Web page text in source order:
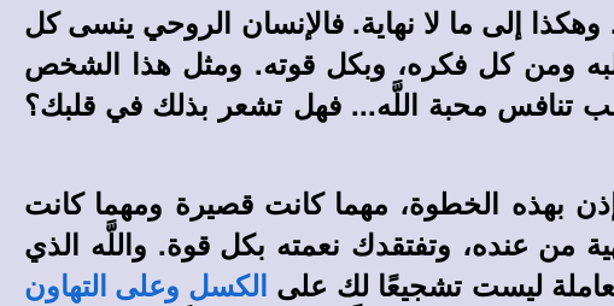
إلى ما لا نهاية. فالإنسان الروحي ينسى كل
ومن كل فكره، وبكل قوته. ومثل هذا الشخص
تنافس محبة اللَّه... فهل تشعر بذلك في قلبك؟
بهذه الخطوة، مهما كانت قصيرة ومهما كانت
من عنده، وتفتقدك نعمته بكل قوة. واللَّه الذي
ليست تشجيعًا لك على الكسل وعلى التهاون